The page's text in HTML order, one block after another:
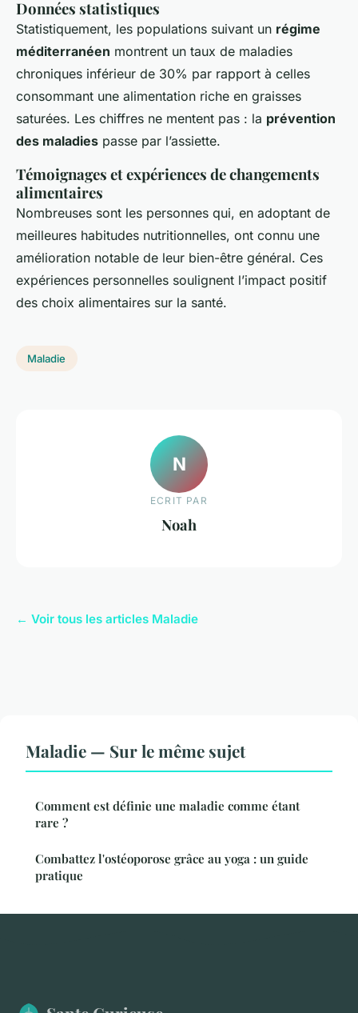
Données statistiques
Statistiquement, les populations suivant un régime
méditerranéen montrent un taux de maladies
chroniques inférieur de 30% par rapport à celles
consommant une alimentation riche en graisses
saturées. Les chiffres ne mentent pas : la prévention
des maladies passe par l’assiette.
Témoignages et expériences de changements
alimentaires
Nombreuses sont les personnes qui, en adoptant de
meilleures habitudes nutritionnelles, ont connu une
amélioration notable de leur bien-être général. Ces
expériences personnelles soulignent l’impact positif
des choix alimentaires sur la santé.
Maladie
N
ECRIT PAR
Noah
← Voir tous les articles Maladie
Maladie — Sur le même sujet
Comment est définie une maladie comme étant
rare ?
Combattez l'ostéoporose grâce au yoga : un guide
pratique